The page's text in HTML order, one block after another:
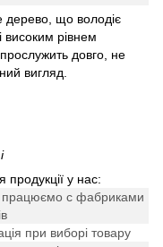
дерево, що володіє
рівнем
прослужить довго, не
вигляд.
у нас:
працюємо c фабриками
при виборі товару